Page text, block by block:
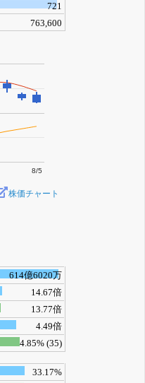
721
763,600
8/5
株価チャート
614億6020万
14.67倍
13.77倍
4.49倍
4.85% (35)
33.17%